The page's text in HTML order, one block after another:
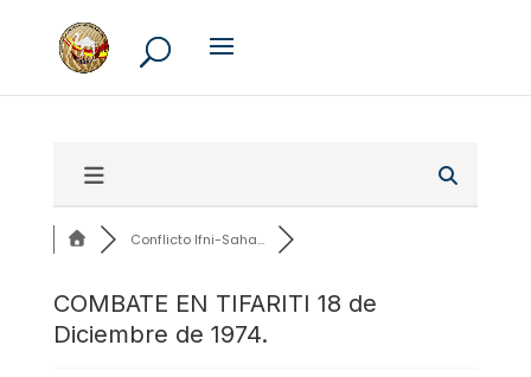
Conflicto Ifni-Saha...
COMBATE EN TIFARITI 18 de
Diciembre de 1974.